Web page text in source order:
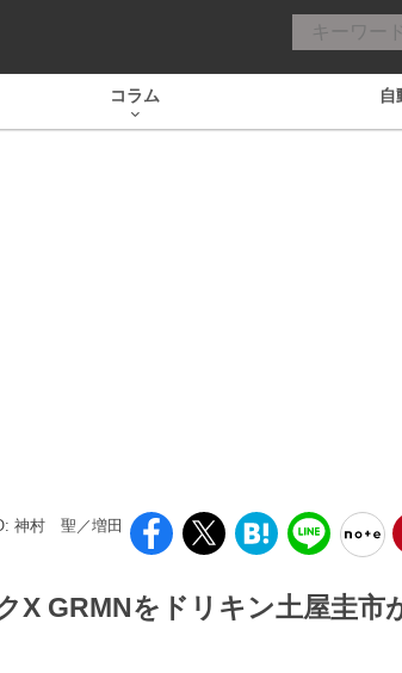
コラム 自
神村 聖／増田
X GRMNをドリキン土屋圭市